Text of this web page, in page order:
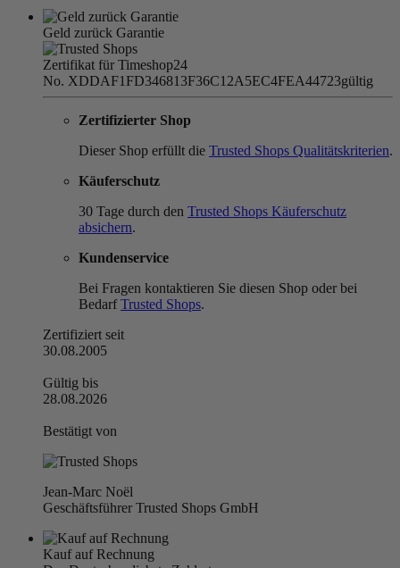
Geld zurück Garantie
Zertifikat für Timeshop24
No. XDDAF1FD346813F36C12A5EC4FEA44723gültig
Zertifizierter Shop
Dieser Shop erfüllt die Trusted Shops Qualitätskriterien.
Käuferschutz
30 Tage durch den Trusted Shops Käuferschutz
absichern.
Kundenservice
Bei Fragen kontaktieren Sie diesen Shop oder bei
BedarfTrusted Shops.
Zertifiziert seit
30.08.2005
Gültig bis
28.08.2026
Bestätigt von
Jean-Marc Noël
Geschäftsführer Trusted Shops GmbH
Kauf auf Rechnung